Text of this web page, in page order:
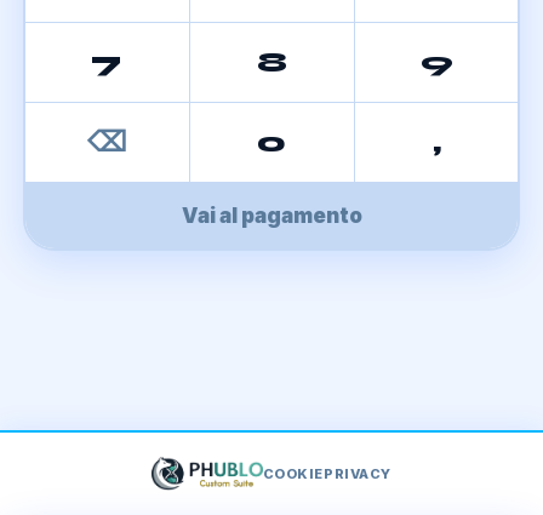
7 8 9
⌫ 0 ,
Vai al pagamento
COOKIEPRIVACY